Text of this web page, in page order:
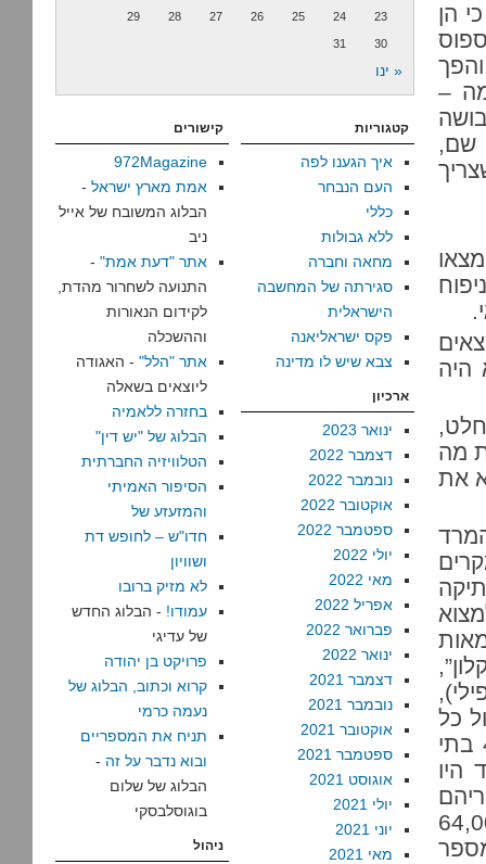
הן
–
שם,
מצאו
היה
מה
את
כל
ביסוס. באותם עמודים מסופר על כך שבביתר היו “400 בתי
אחד היו
של 64,000,000
23
24
25
26
27
28
29
30
31
« ינו
קטגוריות
איך הגענו לפה
העם הנבחר
כללי
ללא גבולות
מחאה וחברה
סגירתה של המחשבה
הישראלית
פקס ישראליאנה
צבא שיש לו מדינה
ארכיון
ינואר 2023
דצמבר 2022
נובמבר 2022
אוקטובר 2022
ספטמבר 2022
יולי 2022
מאי 2022
אפריל 2022
פברואר 2022
ינואר 2022
דצמבר 2021
נובמבר 2021
אוקטובר 2021
ספטמבר 2021
אוגוסט 2021
יולי 2021
יוני 2021
מאי 2021
קישורים
972Magazine
אמת מארץ ישראל -
הבלוג המשובח של אייל
ניב
אתר "דעת אמת" -
התנועה לשחרור מהדת,
לקידום הנאורות
וההשכלה
אתר "הלל" - האגודה
ליוצאים בשאלה
בחזרה ללאמיה
הבלוג של "יש דין"
הטלוויזיה החברתית
הסיפור האמיתי
והמזעזע של
חדו"ש – לחופש דת
ושוויון
לא מזיק ברובו
עמודו! - הבלוג החדש
של עדיגי
פרויקט בן יהודה
קרוא וכתוב, הבלוג של
נעמה כרמי
תניח את המספריים
ובוא נדבר על זה -
הבלוג של שלום
בוגוסלבסקי
ניהול